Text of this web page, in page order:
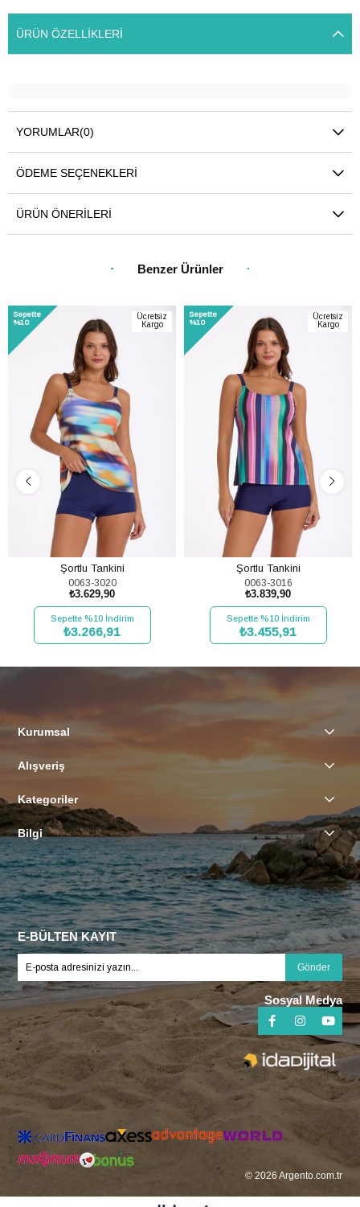
ÜRÜN ÖZELLIKLERI
YORUMLAR(0)
ÖDEME SEÇENEKLERI
ÜRÜN ÖNERILERI
Benzer Ürünler
Sepette
%10
Ücretsiz
Kargo
Şortlu Tankini
0063-3020
₺3.629,90
Sepette %10 İndirim
₺3.266,91
SEPETE EKLE
Sepette
%10
Ücretsiz
Kargo
Şortlu Tankini
0063-3016
₺3.839,90
Sepette %10 İndirim
₺3.455,91
SEPETE EKLE
Kurumsal
Alışveriş
Kategoriler
Bilgi
E-BÜLTEN KAYIT
Gönder
Sosyal Medya
© 2026 Argento.com.tr